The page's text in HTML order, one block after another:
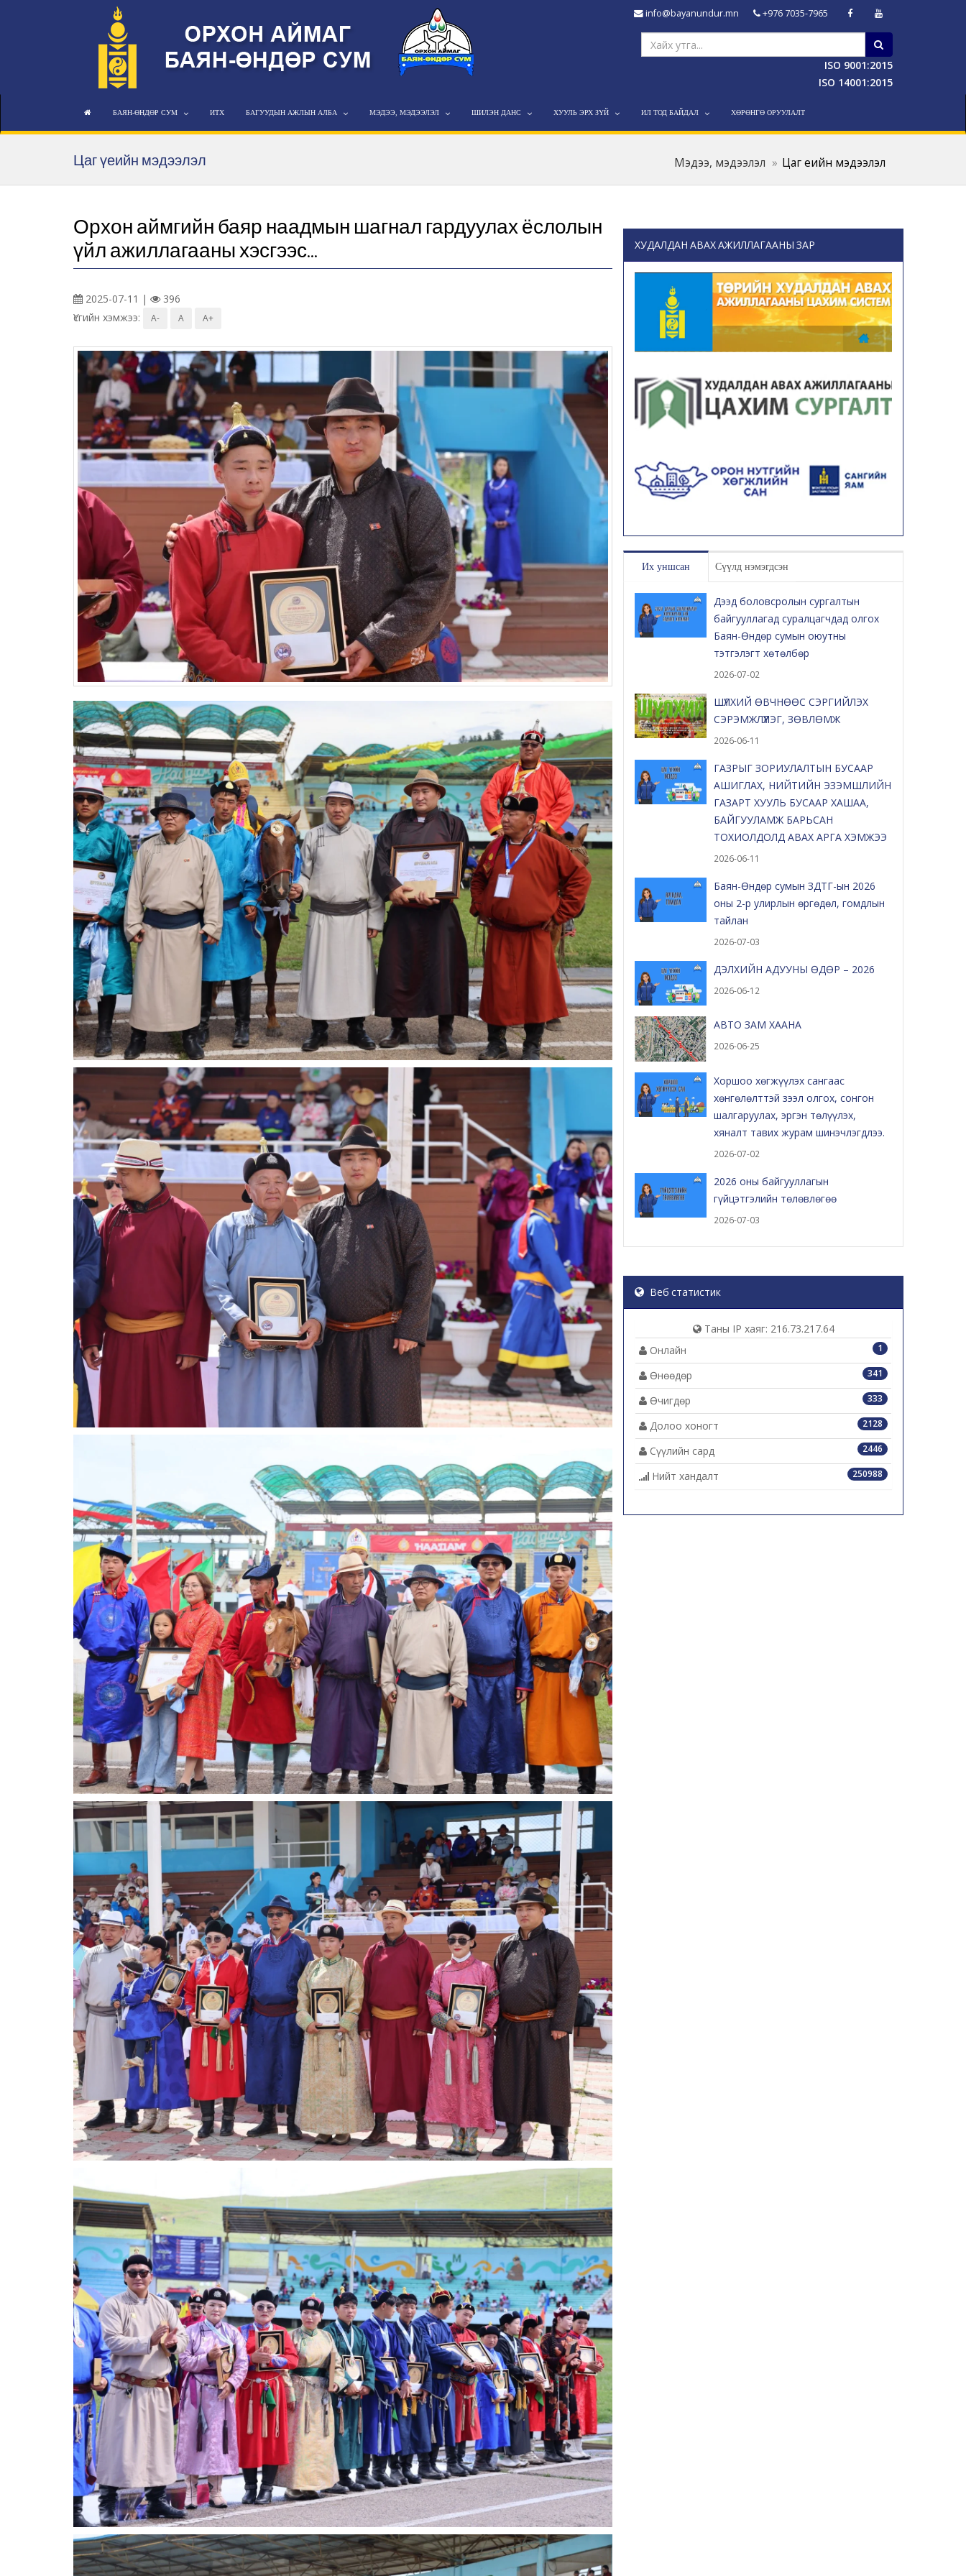
info@bayanundur.mn +976 7035-7965
ISO 9001:2015
ISO 14001:2015
БАЯН-ӨНДӨР СУМ ИТХ БАГУУДЫН АЖЛЫН АЛБА МЭДЭЭ, МЭДЭЭЛЭЛ ШИЛЭН ДАНС ХУУЛЬ ЭРХ ЗҮЙ ИЛ ТОД БАЙДАЛ ХӨРӨНГӨ ОРУУЛАЛТ
Цаг үеийн мэдээлэл Мэдээ, мэдээлэл Цаг үеийн мэдээлэл
Орхон аймгийн баяр наадмын шагнал гардуулах ёслолын
үйл ажиллагааны хэсгээс...
2025-07-11 |
396
Үсгийн хэмжээ:
A- A A+
ХУДАЛДАН АВАХ АЖИЛЛАГААНЫ ЗАР
Их уншсан Сүүлд нэмэгдсэн
Дээд боловсролын сургалтын
байгууллагад суралцагчдад олгох
Баян-Өндөр сумын оюутны
тэтгэлэгт хөтөлбөр
2026-07-02
ШҮЛХИЙ ӨВЧНӨӨС СЭРГИЙЛЭХ
СЭРЭМЖЛҮҮЛЭГ, ЗӨВЛӨМЖ
2026-06-11
ГАЗРЫГ ЗОРИУЛАЛТЫН БУСААР
АШИГЛАХ, НИЙТИЙН ЭЗЭМШЛИЙН
ГАЗАРТ ХУУЛЬ БУСААР ХАШАА,
БАЙГУУЛАМЖ БАРЬСАН
ТОХИОЛДОЛД АВАХ АРГА ХЭМЖЭЭ
2026-06-11
Баян-Өндөр сумын ЗДТГ-ын 2026
оны 2-р улирлын өргөдөл, гомдлын
тайлан
2026-07-03
ДЭЛХИЙН АДУУНЫ ӨДӨР – 2026
2026-06-12
АВТО ЗАМ ХААНА
2026-06-25
Хоршоо хөгжүүлэх сангаас
хөнгөлөлттэй зээл олгох, сонгон
шалгаруулах, эргэн төлүүлэх,
хяналт тавих журам шинэчлэгдлээ.
2026-07-02
2026 оны байгууллагын
гүйцэтгэлийн төлөвлөгөө
2026-07-03
Веб статистик
Таны IP хаяг: 216.73.217.64
1
Онлайн
341
Өнөөдөр
333
Өчигдөр
2128
Долоо хоногт
2446
Сүүлийн сард
250988
Нийт хандалт